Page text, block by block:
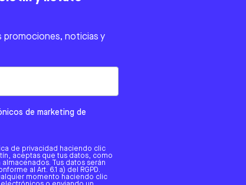
promociones, noticias y
de marketing de
de privacidad haciendo clic
aceptas que tus datos, como
Tus datos serán
al Art. 6.1 a) del RGPD.
momento haciendo clic